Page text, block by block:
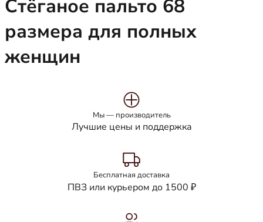
Стёганое пальто 68
размера для полных
женщин
Мы — производитель
Лучшие цены и поддержка
Бесплатная доставка
ПВЗ или курьером до 1500 ₽